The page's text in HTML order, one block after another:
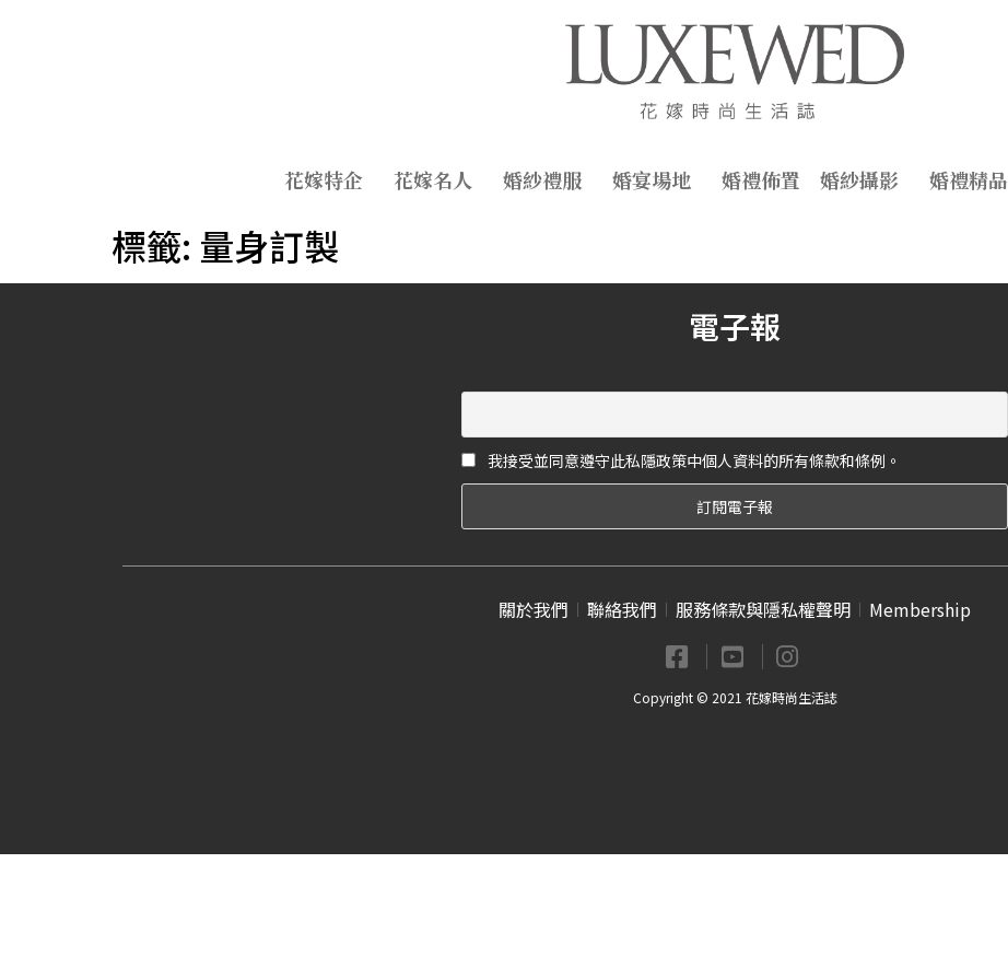
花嫁特企 花嫁名人 婚紗禮服 婚宴場地 婚禮佈置 婚紗攝影 婚禮精品
標籤: 量身訂製
電子報
我接受並同意遵守此私隱政策中個人資料的所有條款和條例。
關於我們 聯絡我們 服務條款與隱私權聲明 Membership
Copyright © 2021 花嫁時尚生活誌